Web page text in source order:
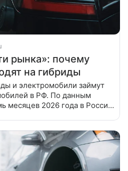
рынка»: почему
на гибриды
и электромобили займут
в РФ. По данным
месяцев 2026 года в России